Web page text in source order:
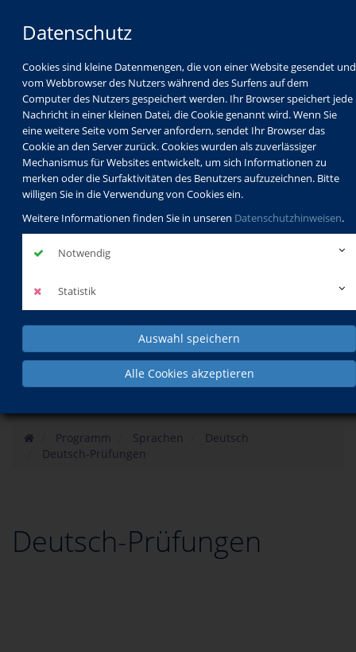
Datenschutz
Cookies sind kleine Datenmengen, die von einer Website gesendet und
vom Webbrowser des Nutzers während des Surfens auf dem
Computer des Nutzers gespeichert werden. Ihr Browser speichert jede
Nachricht in einer kleinen Datei, die Cookie genannt wird. Wenn Sie
eine weitere Seite vom Server anfordern, sendet Ihr Browser das
Cookie an den Server zurück. Cookies wurden als zuverlässiger
Mechanismus für Websites entwickelt, um sich Informationen zu
merken oder die Surfaktivitäten des Benutzers aufzuzeichnen. Bitte
willigen Sie in die Verwendung von Cookies ein.
Weitere Informationen finden Sie in unseren Datenschutzhinweisen.
Notwendig
Statistik
Auswahl speichern
Alle Cookies akzeptieren
Programm
Schulabschlüsse
Schulkindbetreuung
Service
Programm Sprachen
Deutsch
Deutsch-Prüfungen
Deutsch-Prüfungen